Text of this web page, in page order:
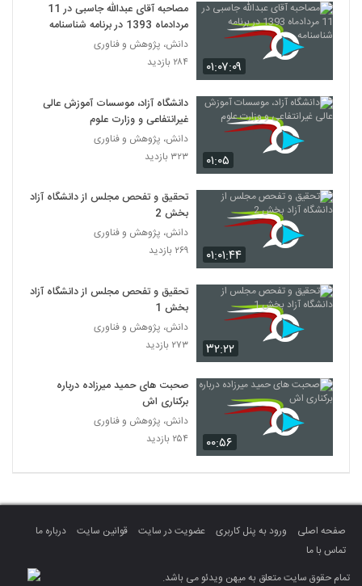
۰۱:۰۷:۰۹
مصاحبه آقای عبدالله جاسبی در 11
مردادماه 1393 در برنامه شناسنامه
دانش، پژوهش و فناوری
۲۸۴ بازدید
۰۱:۰۵
دانشگاه آزاد، موسسات آموزش عالی
غیرانتفاعی و وزارت علوم
دانش، پژوهش و فناوری
۳۲۳ بازدید
۰۱:۰۱:۴۴
تحقیق و تفحص مجلس از دانشگاه آزاد
بخش 2
دانش، پژوهش و فناوری
۲۶۹ بازدید
۳۲:۲۲
تحقیق و تفحص مجلس از دانشگاه آزاد
بخش 1
دانش، پژوهش و فناوری
۲۷۳ بازدید
۰۰:۵۶
صحبت های حمید میرزاده درباره
برکناری اش
دانش، پژوهش و فناوری
۲۵۴ بازدید
صفحه اصلی ورود به پنل کاربری عضویت در سایت قوانین سایت
درباره ما
تماس با ما
تمام حقوق سایت متعلق به میهن ویدئو می باشد.